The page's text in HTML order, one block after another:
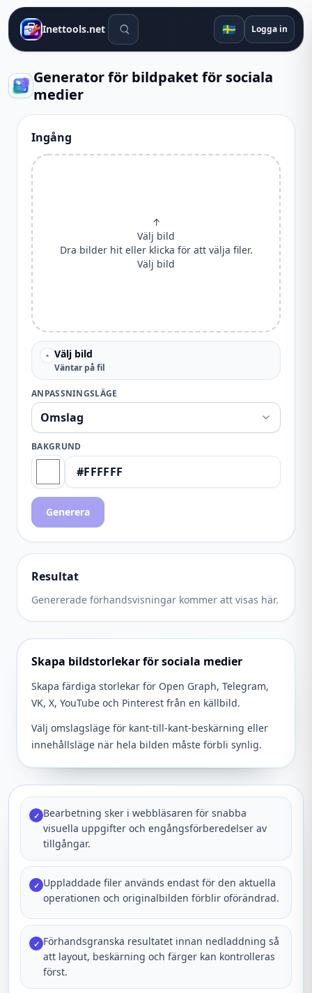
Inettools.net Sökverktyg 🇸🇪 Logga in
Generator för bildpaket för sociala
medier
Ingång
↑
Välj bild
Dra bilder hit eller klicka för att välja filer.
Välj bild
• Välj bild
Väntar på fil
ANPASSNINGSLÄGE
BAKGRUND
Generera
Resultat
Genererade förhandsvisningar kommer att visas här.
Skapa bildstorlekar för sociala medier
Skapa färdiga storlekar för Open Graph, Telegram,
VK, X, YouTube och Pinterest från en källbild.
Välj omslagsläge för kant-till-kant-beskärning eller
innehållsläge när hela bilden måste förbli synlig.
✓ Bearbetning sker i webbläsaren för snabba
visuella uppgifter och engångsförberedelser av
tillgångar.
✓ Uppladdade filer används endast för den aktuella
operationen och originalbilden förblir oförändrad.
✓ Förhandsgranska resultatet innan nedladdning så
att layout, beskärning och färger kan kontrolleras
först.